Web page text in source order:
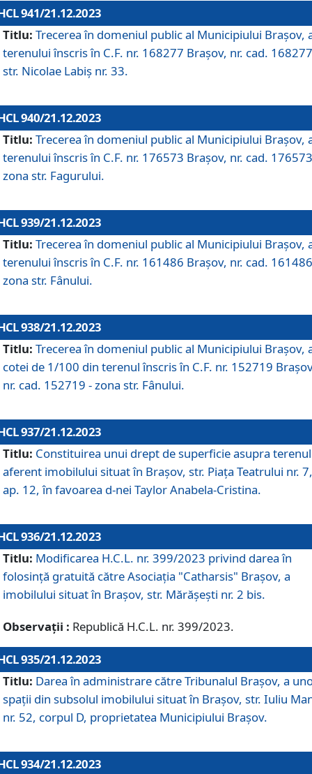
941/21.12.2023
Titlu: Trecerea în domeniul public al Municipiului Braşov,
terenului înscris în C.F. nr. 168277 Brașov, nr. cad.
str. Nicolae Labiș nr. 33.
940/21.12.2023
Titlu: Trecerea în domeniul public al Municipiului Braşov,
terenului înscris în C.F. nr. 176573 Brașov, nr. cad.
zona str. Fagurului.
939/21.12.2023
Titlu: Trecerea în domeniul public al Municipiului Braşov,
terenului înscris în C.F. nr. 161486 Brașov, nr. cad.
zona str. Fânului.
938/21.12.2023
Titlu: Trecerea în domeniul public al Municipiului Braşov,
cotei de 1/100 din terenul înscris în C.F. nr. 152719
nr. cad. 152719 - zona str. Fânului.
937/21.12.2023
Titlu: Constituirea unui drept de superficie asupra
aferent imobilului situat în Brașov, str. Piața Teatrului nr. 7,
ap. 12, în favoarea d-nei Taylor Anabela-Cristina.
936/21.12.2023
Titlu: Modificarea H.C.L. nr. 399/2023 privind darea în
folosinţă gratuită către Asociaţia "Catharsis" Brașov, a
imobilului situat în Braşov, str. Mărăşeşti nr. 2 bis.
Observații : Republică H.C.L. nr. 399/2023.
935/21.12.2023
Titlu: Darea în administrare către Tribunalul Brașov, a
spații din subsolul imobilului situat în Brașov, str. Iuliu
nr. 52, corpul D, proprietatea Municipiului Brașov.
934/21.12.2023